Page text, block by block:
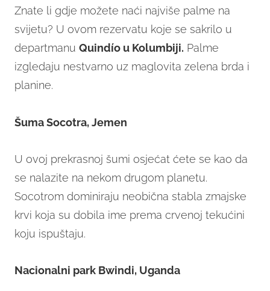
Znate li gdje možete naći najviše palme na
svijetu? U ovom rezervatu koje se sakrilo u
departmanu Quindío u Kolumbiji. Palme
izgledaju nestvarno uz maglovita zelena brda i
planine.
Šuma Socotra, Jemen
U ovoj prekrasnoj šumi osjećat ćete se kao da
se nalazite na nekom drugom planetu.
Socotrom dominiraju neobična stabla zmajske
krvi koja su dobila ime prema crvenoj tekućini
koju ispuštaju.
Nacionalni park Bwindi, Uganda